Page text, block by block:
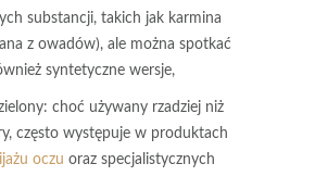
substancji, takich jak karmina
z owadów), ale można spotkać
syntetyczne wersje,
: choć używany rzadziej niż
często występuje w produktach
oczu oraz specjalistycznych